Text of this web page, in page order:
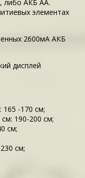
либо АКБ АА.
элементах
2600мА АКБ
дисплей
165 -170 см;
190-200 см;
см;
см;